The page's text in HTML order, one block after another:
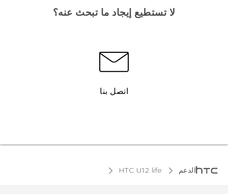
لا تستطيع إيجاد ما تبحث عنه؟
اتصل بنا
الدعم HTC U12 life‎